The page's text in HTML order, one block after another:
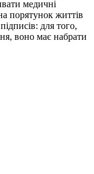
медичні
порятунок життів
для того,
воно має набрати